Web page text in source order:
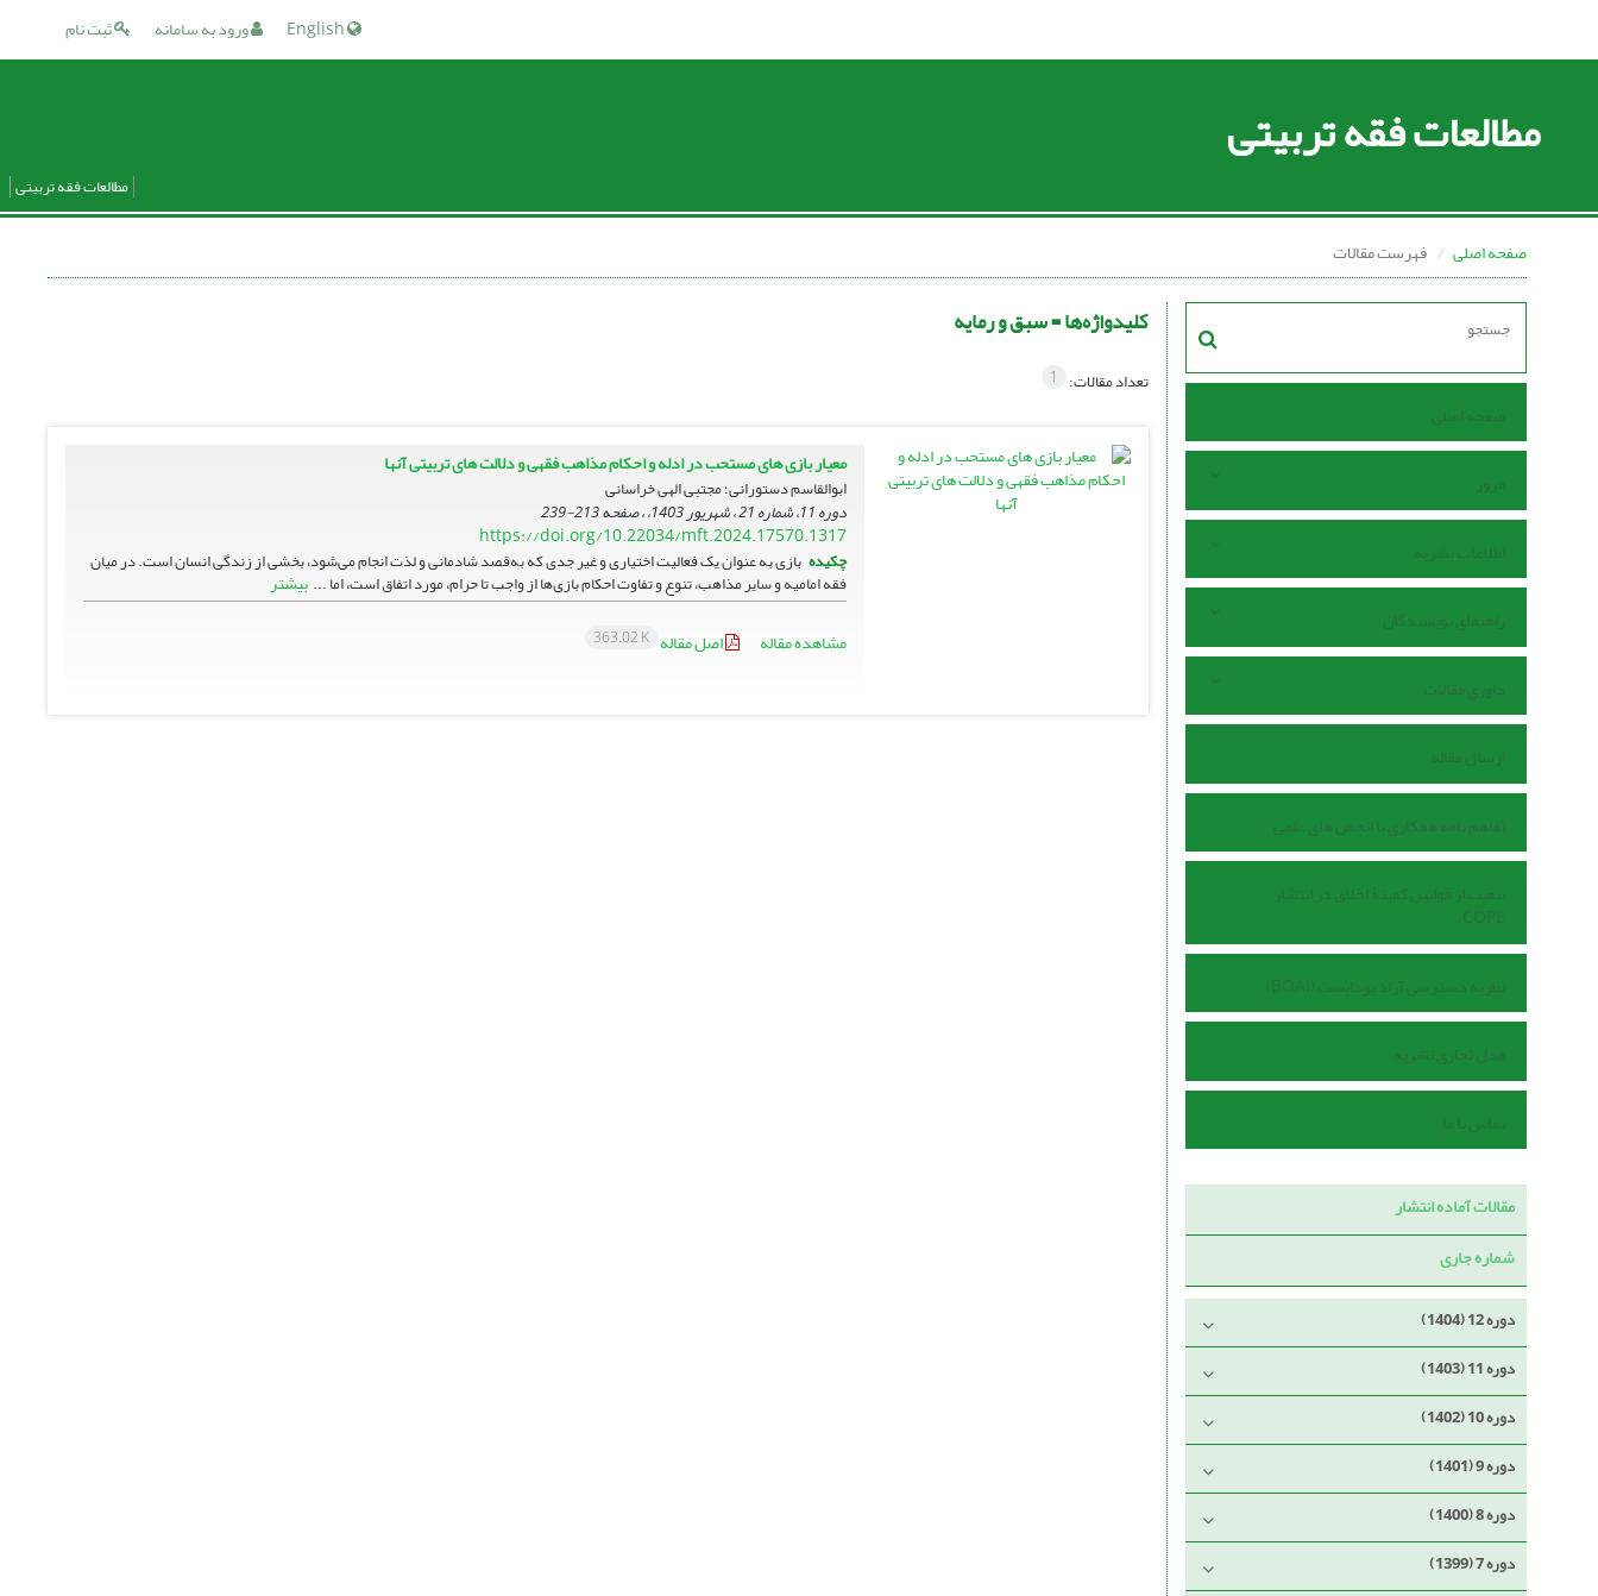
ثبت نام ورود به سامانه
مطالعات فقه تربیتی
مطالعات فقه تربیتی
صفحه اصلی فهرست مقالات
صفحه اصلی
مرور
اطلاعات نشریه
راهنمای نویسندگان
داوری مقالات
ارسال مقاله
تفاهم نامه همکاری با انجمن های علمی
تبعیت از قوانین کمیتۀ اخلاق در انتشار
COPE
نظریه دسترسی آزاد بوداپست (BOAI)
مدل تجاری نشریه
تماس با ما
مقالات آماده انتشار
شماره جاری
دوره 12 (1404)
دوره 11 (1403)
دوره 10 (1402)
دوره 9 (1401)
دوره 8 (1400)
دوره 7 (1399)
کلیدواژه‌ها =سبق و رمایه
تعداد مقالات: 1
معیار بازی های مستحب در ادله و احکام مذاهب فقهی و دلالت های تربیتی آنها
ابوالقاسم دستورانی؛ مجتبی الهی خراسانی
دوره 11، شماره 21 ، شهریور 1403، ، صفحه 213-239
https://doi.org/10.22034/mft.2024.17570.1317
چکیده بازی به عنوان یک فعالیت اختیاری و غیر جدی که به‌قصد شادمانی و لذت انجام می‌شود، بخشی از زندگی انسان است. در میان
فقه امامیه و سایر مذاهب، تنوع و تفاوت احکام بازی‌ها از واجب تا حرام، مورد اتفاق است، اما ...بیشتر
مشاهده مقاله
اصل مقاله 363.02 K